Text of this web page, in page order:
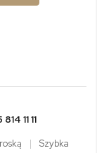
11 11
|
Szybka